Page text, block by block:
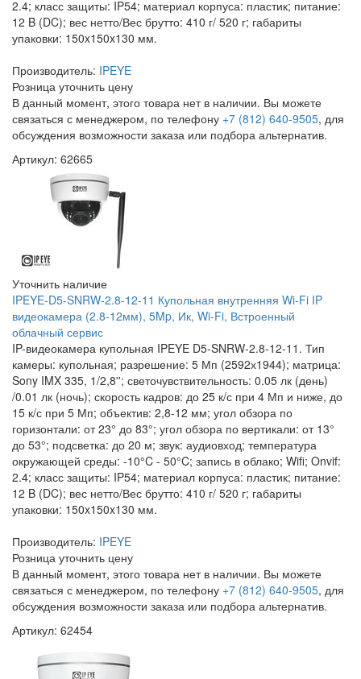
2.4; класс защиты: IP54; материал корпуса: пластик; питание:
12 B (DC); вес нетто/Вес брутто: 410 г/ 520 г; габариты
упаковки: 150x150x130 мм.
Производитель: IPEYE
Розница уточнить цену
В данный момент, этого товара нет в наличии. Вы можете
связаться с менеджером, по телефону +7 (812) 640-9505, для
обсуждения возможности заказа или подбора альтернатив.
Артикул: 62665
Уточнить наличие
IPEYE-D5-SNRW-2.8-12-11 Купольная внутренняя Wi-Fi IP
видеокамера (2.8-12мм), 5Mp, Ик, Wi-Fi, Встроенный
облачный сервис
IP-видеокамера купольная IPEYE D5-SNRW-2.8-12-11. Тип
камеры: купольная; разрешение: 5 Мп (2592х1944); матрица:
Sony IMX 335, 1/2,8''; светочувствительность: 0.05 лк (день)
/0.01 лк (ночь); скорость кадров: до 25 к/с при 4 Мп и ниже, до
15 к/с при 5 Мп; объектив: 2,8-12 мм; угол обзора по
горизонтали: от 23° до 83°; угол обзора по вертикали: от 13°
до 53°; подсветка: до 20 м; звук: аудиовход; температура
окружающей среды: -10°C - 50°C; запись в облако; Wifi; Onvif:
2.4; класс защиты: IP54; материал корпуса: пластик; питание:
12 B (DC); вес нетто/Вес брутто: 410 г/ 520 г; габариты
упаковки: 150x150x130 мм.
Производитель: IPEYE
Розница уточнить цену
В данный момент, этого товара нет в наличии. Вы можете
связаться с менеджером, по телефону +7 (812) 640-9505, для
обсуждения возможности заказа или подбора альтернатив.
Артикул: 62454